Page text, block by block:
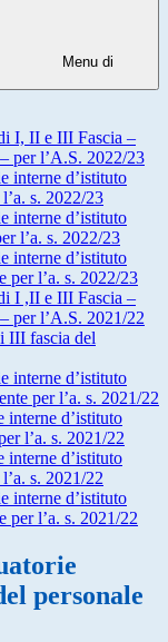
Menu di
I, II e III Fascia –
per l’A.S. 2022/23
interne d’istituto
s. 2022/23
interne d’istituto
l’a. s. 2022/23
interne d’istituto
per l’a. s. 2022/23
I ,II e III Fascia –
per l’A.S. 2021/22
III fascia del
interne d’istituto
per l’a. s. 2021/22
interne d’istituto
l’a. s. 2021/22
interne d’istituto
s. 2021/22
interne d’istituto
per l’a. s. 2021/22
personale